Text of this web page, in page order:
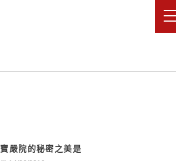
寶嚴院的秘密之美是